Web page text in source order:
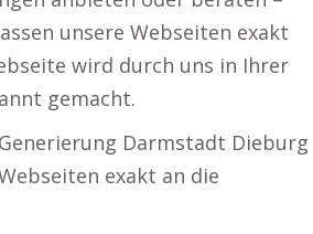
unsere Webseiten exakt
wird durch uns in Ihrer
gemacht.
Darmstadt Dieburg
exakt an die